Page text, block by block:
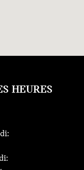
HEURES